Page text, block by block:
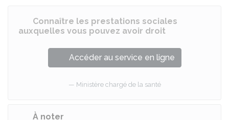
Connaître les prestations sociales
auxquelles vous pouvez avoir droit
Accéder au service en ligne
Ministère chargé de la santé
À noter